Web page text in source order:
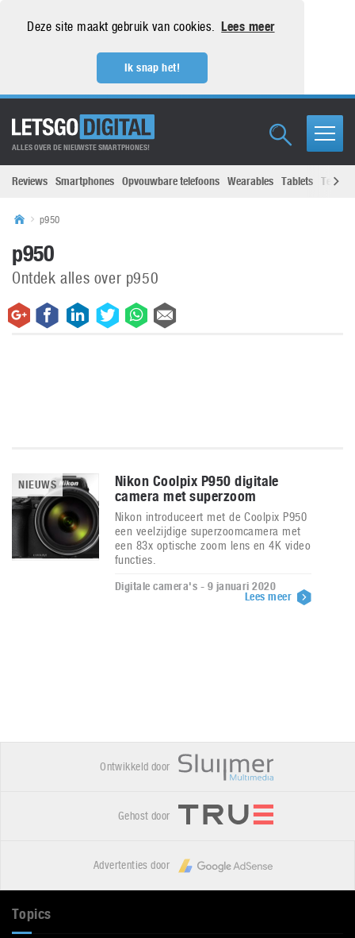
Deze site maakt gebruik van cookies. Lees meer
Ik snap het!
ALLES OVER DE NIEUWSTE SMARTPHONES!
Reviews Smartphones Opvouwbare telefoons Wearables Tablets
p950
p950
Ontdek alles over p950
NIEUWS
Nikon Coolpix P950 digitale
camera met superzoom
Nikon introduceert met de Coolpix P950
een veelzijdige superzoomcamera met
een 83x optische zoom lens en 4K video
functies.
Digitale camera's - 9 januari 2020
Lees meer
Ontwikkeld door
Gehost door
Advertenties door
Topics